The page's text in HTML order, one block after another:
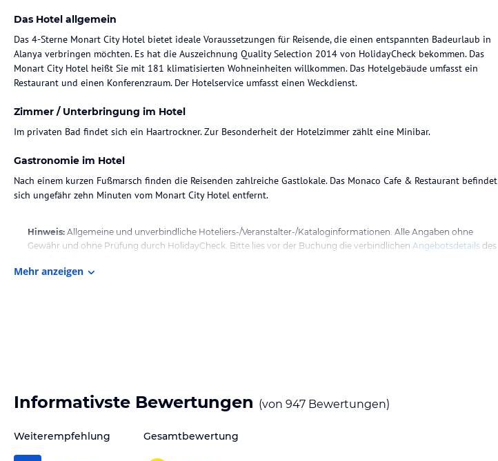
Das Hotel allgemein
Das 4-Sterne Monart City Hotel bietet ideale Voraussetzungen für Reisende, die einen entspannten Badeurlaub in
Alanya verbringen möchten. Es hat die Auszeichnung Quality Selection 2014 von HolidayCheck bekommen. Das
Monart City Hotel heißt Sie mit 181 klimatisierten Wohneinheiten willkommen. Das Hotelgebäude umfasst ein
Restaurant und einen Konferenzraum. Der Hotelservice umfasst einen Weckdienst.
Zimmer / Unterbringung im Hotel
Im privaten Bad findet sich ein Haartrockner. Zur Besonderheit der Hotelzimmer zählt eine Minibar.
Gastronomie im Hotel
Nach einem kurzen Fußmarsch finden die Reisenden zahlreiche Gastlokale. Das Monaco Cafe & Restaurant befindet
sich ungefähr zehn Minuten vom Monart City Hotel entfernt.
Hinweis: Allgemeine und unverbindliche Hoteliers-/Veranstalter-/Kataloginformationen. Alle Angaben ohne
Gewähr und ohne Prüfung durch HolidayCheck. Bitte lies vor der Buchung die verbindlichen Angebotsdetails des
Mehr anzeigen
Informativste Bewertungen (von 947 Bewertungen)
Weiterempfehlung Gesamtbewertung